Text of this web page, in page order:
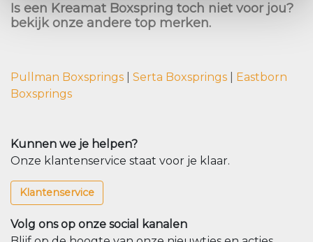
Is een Kreamat Boxspring toch niet voor jou?
bekijk onze andere top merken.
Pullman Boxsprings Serta Boxsprings
Eastborn
Boxsprings
Kunnen we je helpen?
Onze klantenservice staat voor je klaar.
Klantenservice
Volg ons op onze social kanalen